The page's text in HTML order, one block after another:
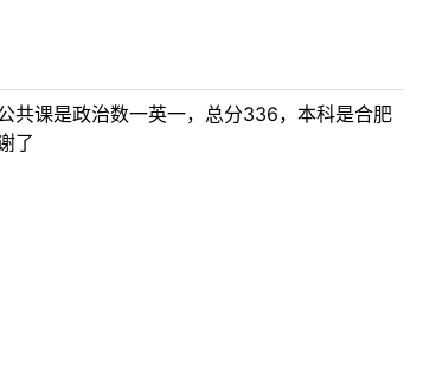
共课是政治数一英一，总分336，本科是合肥
了